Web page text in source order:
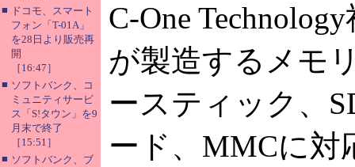
■ ドコモ、スマート
フォン「T-01A」
を28日より販売再
開
［16:47］
■ ソフトバンク、コ
ミュニティサービ
ス「S!タウン」を9
月末で終了
［15:51］
■ ソフトバンク、ブ
C-One Technology
が製造するメモ
ースティック、
ード、MMCに対